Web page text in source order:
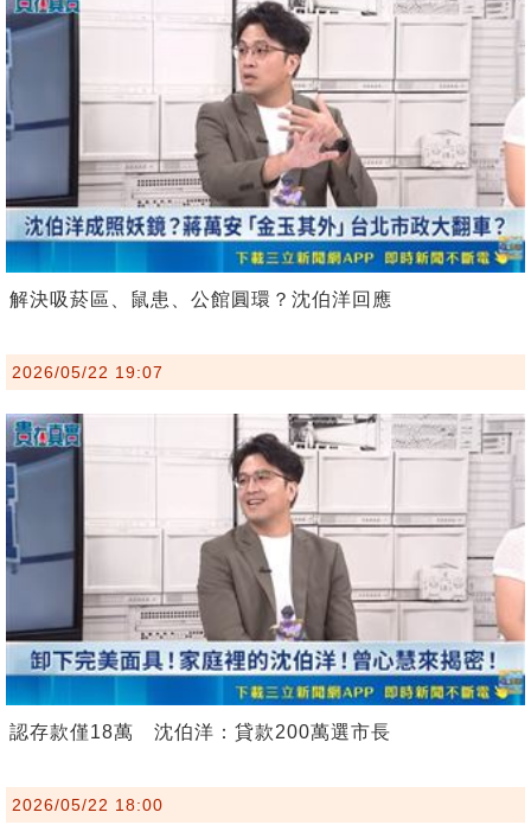
解決吸菸區、鼠患、公館圓環？沈伯洋回應
2026/05/22 19:07
認存款僅18萬 沈伯洋：貸款200萬選市長
2026/05/22 18:00